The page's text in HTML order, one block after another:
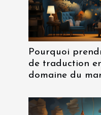
Pourquoi
de traduction
domaine du